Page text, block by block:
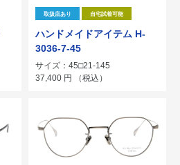
取扱店あり 自宅試着可能
ハンドメイドアイテム H-
3036-7-45
サイズ：45□21-145
37,400 円 （税込）